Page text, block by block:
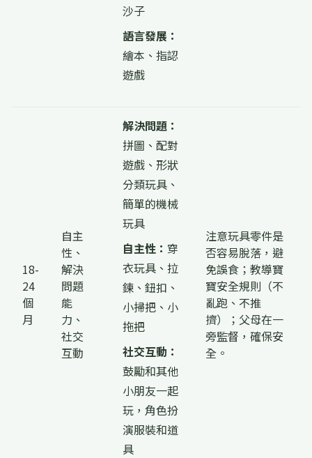
沙子
語言發展：
繪本、指認
遊戲
18-
24
個
月
自主
性、
解決
問題
能
力、
社交
互動
解決問題：
拼圖、配對
遊戲、形狀
分類玩具、
簡單的機械
玩具
自主性： 穿
衣玩具、拉
鍊、鈕扣、
小掃把、小
拖把
社交互動：
鼓勵和其他
小朋友一起
玩，角色扮
演服裝和道
具
注意玩具零件是
否容易脫落，避
免誤食；教導寶
寶安全規則（不
亂跑、不推
擠）；父母在一
旁監督，確保安
全。